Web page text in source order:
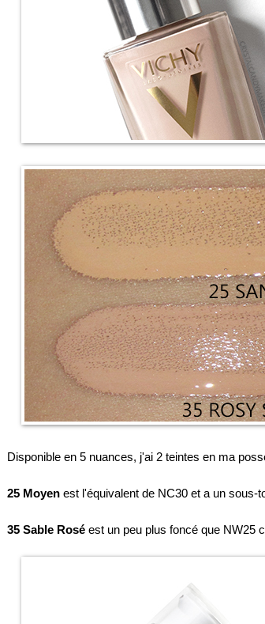
Disponible en 5 nuances, j'ai 2 teintes en ma
25 Moyen est l'équivalent de NC30 et a un sous-
35 Sable Rosé est un peu plus foncé que NW25